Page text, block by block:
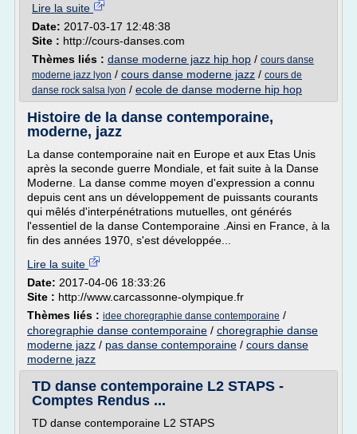
Lire la suite
Date: 2017-03-17 12:48:38
Site : http://cours-danses.com
Thèmes liés : danse moderne jazz hip hop / cours danse
moderne jazz lyon / cours danse moderne jazz / cours de
danse rock salsa lyon / ecole de danse moderne hip hop
Histoire de la danse contemporaine,
moderne, jazz
La danse contemporaine nait en Europe et aux Etas Unis
après la seconde guerre Mondiale, et fait suite à la Danse
Moderne. La danse comme moyen d'expression a connu
depuis cent ans un développement de puissants courants
qui mêlés d'interpénétrations mutuelles, ont générés
l'essentiel de la danse Contemporaine .Ainsi en France, à la
fin des années 1970, s'est développée...
Lire la suite
Date: 2017-04-06 18:33:26
Site : http://www.carcassonne-olympique.fr
Thèmes liés : idee choregraphie danse contemporaine /
choregraphie danse contemporaine / choregraphie danse
moderne jazz / pas danse contemporaine / cours danse
moderne jazz
TD danse contemporaine L2 STAPS -
Comptes Rendus ...
TD danse contemporaine L2 STAPS